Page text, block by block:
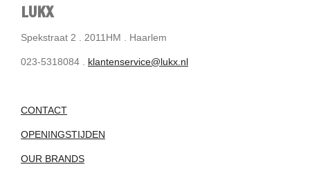
LUKX
Spekstraat 2 . 2011HM . Haarlem
023-5318084 . klantenservice@lukx.nl
CONTACT
OPENINGSTIJDEN
OUR BRANDS